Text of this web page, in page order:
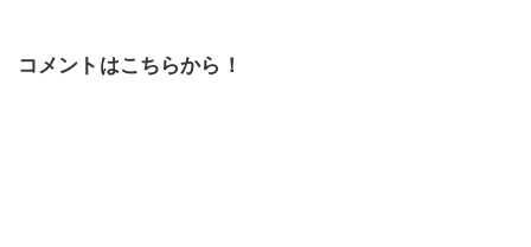
コメントはこちらから！